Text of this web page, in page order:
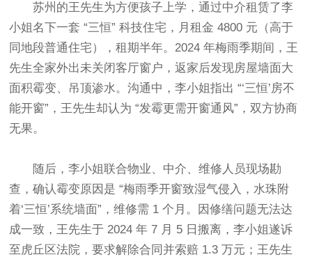
苏州的王先生为方便孩子上学，通过中介租赁了李
小姐名下一套 “三恒” 科技住宅，月租金 4800 元（高于
同地段普通住宅），租期半年。2024 年梅雨季期间，王
先生全家外出未关闭客厅窗户，返家后发现房屋墙面大
面积霉变、吊顶渗水。沟通中，李小姐指出 “‘三恒’房不
能开窗”，王先生却认为 “发霉更需开窗通风”，双方协商
无果。​
随后，李小姐联合物业、中介、维修人员现场勘
查，确认霉变原因是 “梅雨季开窗致湿气侵入，水珠附
着‘三恒’系统墙面”，维修需 1 个月。因修缮问题无法达
成一致，王先生于 2024 年 7 月 5 日搬离，李小姐遂诉
至虎丘区法院，要求解除合同并索赔 1.3 万元；王先生